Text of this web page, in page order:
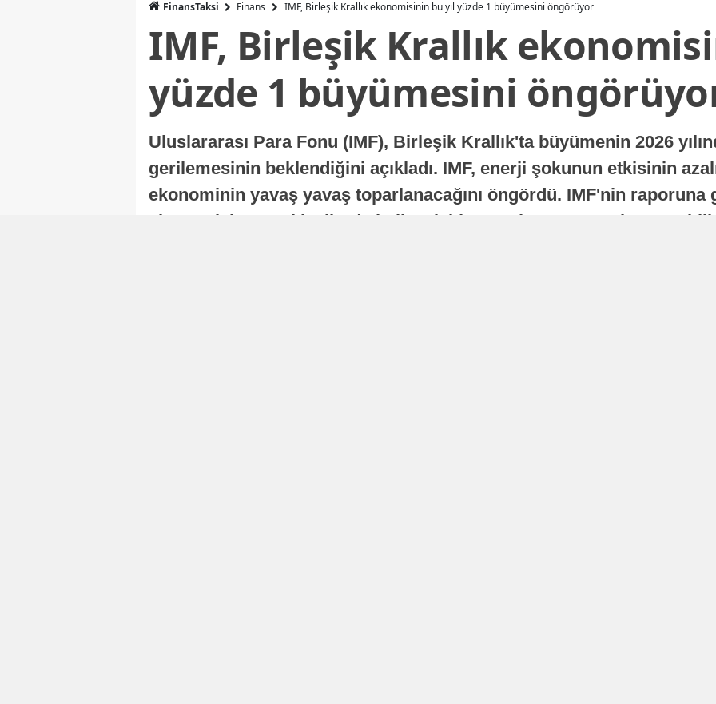
FinansTaksi Finans IMF, Birleşik Krallık ekonomisinin bu yıl yüzde 1 büyümesini öngörüyor
IMF, Birleşik Krallık
yüzde 1 büyümesini
Uluslararası Para Fonu (IMF), Birleşik Krallık'ta büyümenin 2026
gerilemesinin beklendiğini açıkladı. IMF, enerji şokunun etkisinin
ekonominin yavaş yavaş toparlanacağını öngördü. IMF'nin raporuna
ekonomisi, sonraki yıllarda istikrarlı bir toparlanma süreci